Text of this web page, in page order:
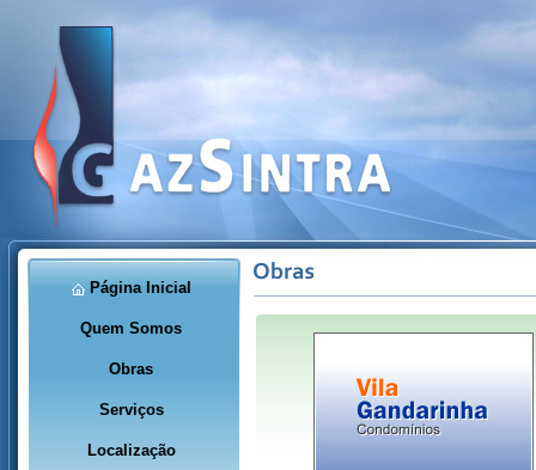
Página Inicial
Quem Somos
Obras
Serviços
Localização